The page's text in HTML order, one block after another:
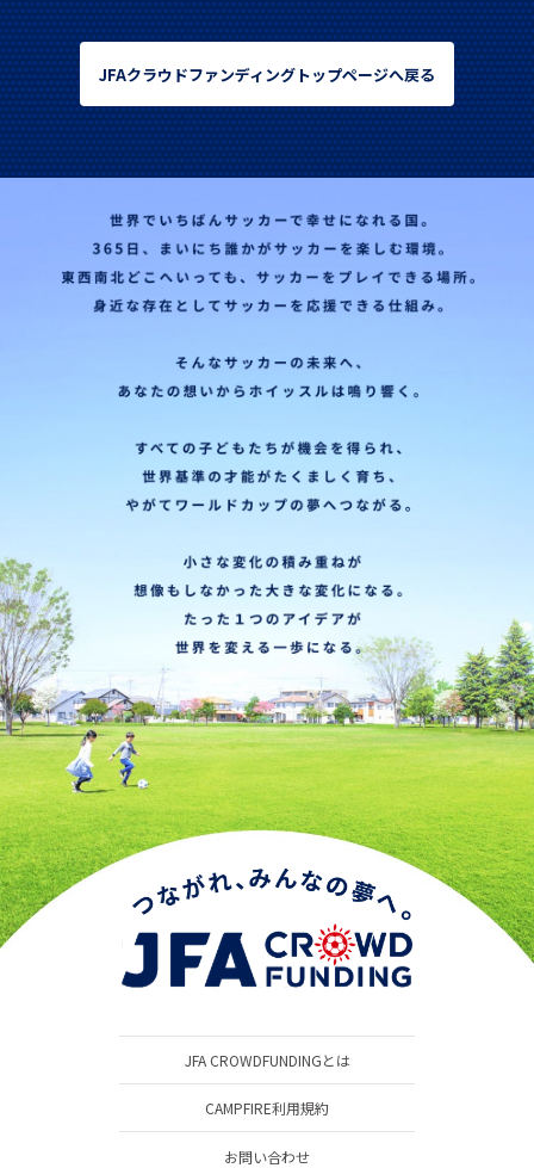
JFAクラウドファンディングトップページへ戻る
JFA CROWDFUNDINGとは
CAMPFIRE利用規約
お問い合わせ